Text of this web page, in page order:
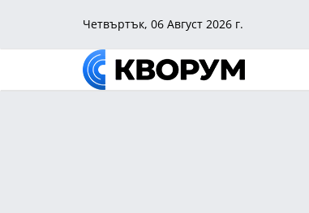
Четвъртък, 06 Август 2026 г.